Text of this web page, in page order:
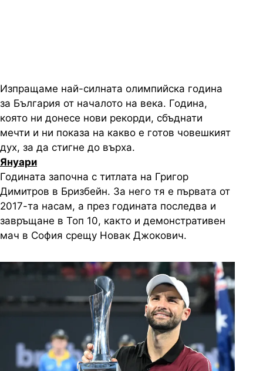
Изпращаме най-силната олимпийска година
за България от началото на века. Година,
която ни донесе нови рекорди, сбъднати
мечти и ни показа на какво е готов човешкият
дух, за да стигне до върха.
Януари
Годината започна с титлата на Григор
Димитров в Бризбейн. За него тя е първата от
2017-та насам, а през годината последва и
завръщане в Топ 10, както и демонстративен
мач в София срещу Новак Джокович.